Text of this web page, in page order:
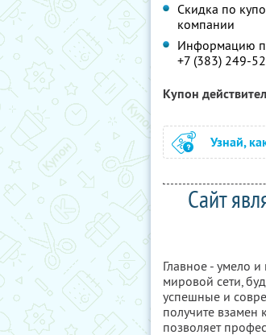
Скидка по
компании
Информацию
+7 (383) 249-
Купон
Узнай,
Сайт
Главное - умело
мировой сети,
успешные и
получите взамен
позволяет